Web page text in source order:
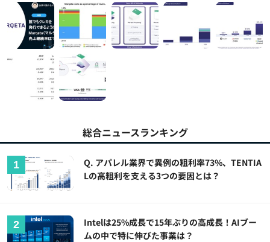
総合ニュースランキング
Q. アパレル業界で異例の粗利率73%、TENTIA
Lの高粗利を支える3つの要因とは？
Intelは25%成長で15年ぶりの高成長！AIブー
ムの中で特に伸びた事業は？